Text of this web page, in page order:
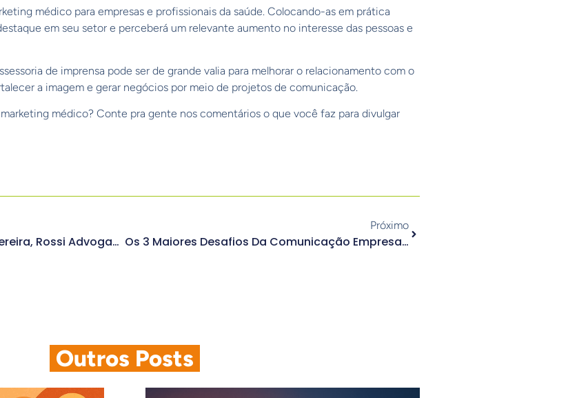
médico para empresas e profissionais da saúde. Colocando-as em prática
em seu setor e perceberá um relevante aumento no interesse das pessoas e
de imprensa pode ser de grande valia para melhorar o relacionamento com o
a imagem e gerar negócios por meio de projetos de comunicação.
médico? Conte pra gente nos comentários o que você faz para divulgar
Interface Atende Carvalho Pereira, Rossi Advogados
Próximo
Os 3 Maiores Desafios Da Comunicação Empresarial E Como Vencê-Los
Outros Posts